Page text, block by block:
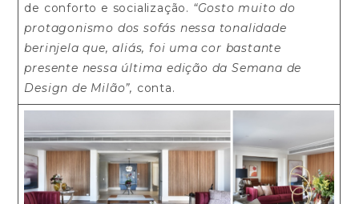
de conforto e socialização. “Gosto muito do
protagonismo dos sofás nessa tonalidade
berinjela que, aliás, foi uma cor bastante
presente nessa última edição da Semana de
Design de Milão”, conta.